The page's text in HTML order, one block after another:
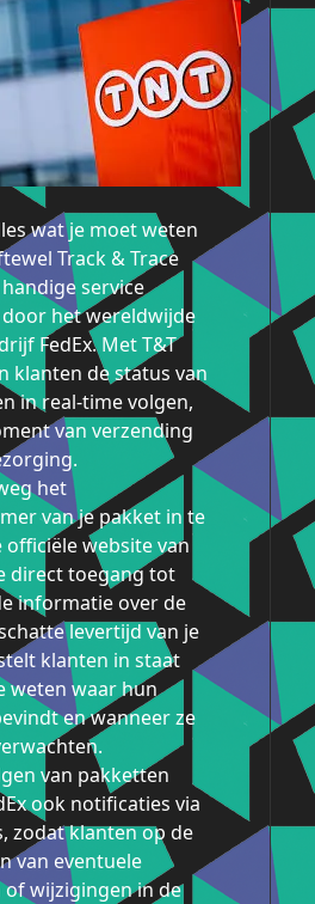
wat je moet weten
Track & Trace
handige service
het wereldwijde
FedEx. Met T&T
klanten de status van
in real-time volgen,
van verzending
het
van je pakket in te
officiële website van
direct toegang tot
informatie over de
levertijd van je
klanten in staat
weten waar hun
en wanneer ze
van pakketten
ook notificaties via
zodat klanten op de
van eventuele
wijzigingen in de